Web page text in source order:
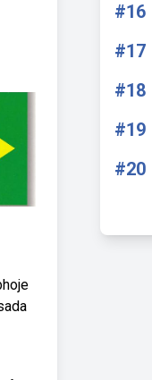
#16
#17
#18
#19
#20